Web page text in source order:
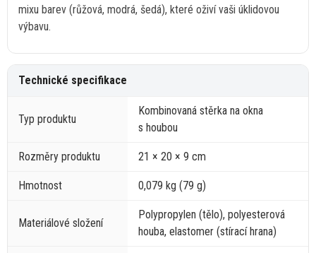
mixu barev (růžová, modrá, šedá), které oživí vaši úklidovou
výbavu.
Technické specifikace
Typ produktu
Kombinovaná stěrka na okna
s houbou
Rozměry produktu 21 × 20 × 9 cm
Hmotnost 0,079 kg (79 g)
Materiálové složení
Polypropylen (tělo), polyesterová
houba, elastomer (stírací hrana)